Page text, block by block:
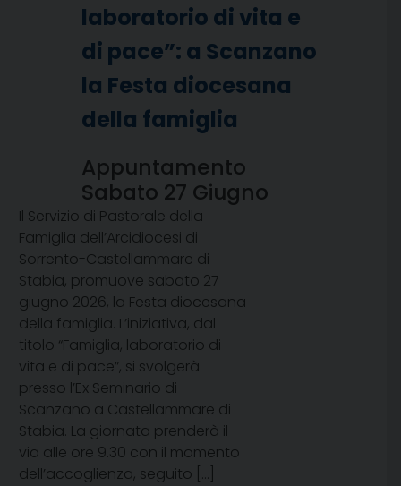
laboratorio di vita e
di pace”: a Scanzano
la Festa diocesana
della famiglia
Appuntamento
Sabato 27 Giugno
Il Servizio di Pastorale della
Famiglia dell’Arcidiocesi di
Sorrento-Castellammare di
Stabia, promuove sabato 27
giugno 2026, la Festa diocesana
della famiglia. L’iniziativa, dal
titolo “Famiglia, laboratorio di
vita e di pace”, si svolgerà
presso l’Ex Seminario di
Scanzano a Castellammare di
Stabia. La giornata prenderà il
via alle ore 9.30 con il momento
dell’accoglienza, seguito […]